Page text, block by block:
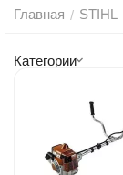
Главная / STIHL
Категории